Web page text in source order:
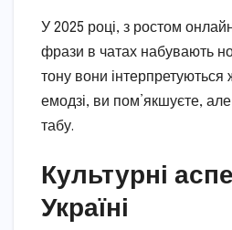
У 2025 році, з ростом
фрази в чатах набувають
тону вони
емодзі, ви пом’якшуєте,
табу.
Культурні
Україні